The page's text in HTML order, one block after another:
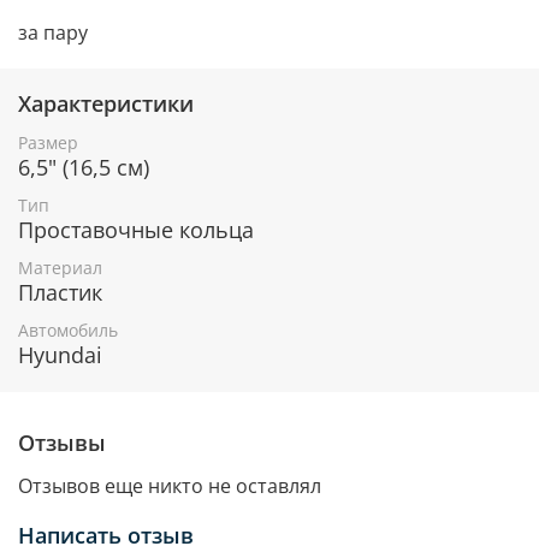
за пару
Характеристики
Размер
6,5" (16,5 см)
Тип
Проставочные кольца
Материал
Пластик
Автомобиль
Hyundai
Отзывы
Отзывов еще никто не оставлял
Написать отзыв